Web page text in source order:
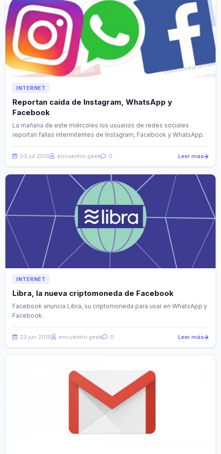
INTERNET
Reportan caída de Instagram, WhatsApp y
Facebook
La mañana de este miércoles los usuarios de redes sociales
reportan fallas intermitentes de Instagram, Facebook y WhatsApp.
03 jul 2019 encuentro geek 0 Leer más
INTERNET
Libra, la nueva criptomoneda de Facebook
Facebook anuncia Libra, su criptomoneda para usar en WhatsApp y
Facebook.
23 jun 2019 encuentro geek 0 Leer más